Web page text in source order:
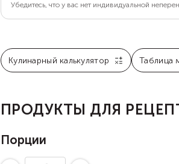
Убедитесь, что у вас нет индивидуальной
Кулинарный калькулятор Таблица
ПРОДУКТЫ ДЛЯ
Порции